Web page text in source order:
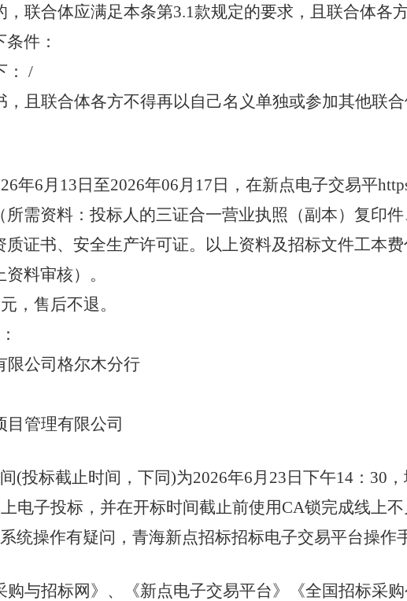
，联合体应满足本条第3.1款规定的要求，且联合体各
件：
/
且联合体各方不得再以自己名义单独或参加其他联
6年6月 13 日至2026年06月 17 日，在新点电子交易平
需资料：投标人的三证合一营业执照（副本）复印
质证书、安全生产许可证。以上资料及招标文件工本
料审核）。
，售后不退。
限公司格尔木分行
目管理有限公司
(投标截止时间，下同)为2026年6月23日下午14：30
电子投标，并在开标时间截止前使用CA锁完成线上
统操作有疑问，青海新点招标招标电子交易平台操作
购与招标网》 、 《新点电子交易平台》 《全国招标采